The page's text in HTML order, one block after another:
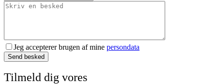
Jeg accepterer brugen af mine persondata
Send besked
Tilmeld dig vores